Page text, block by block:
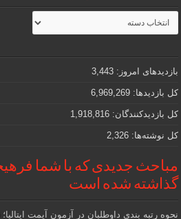
مطالب
جذاب
و
که
دنبالش
هستید
بازدیدهای امروز: 3,443
کل بازدیدها: 6,969,269
کل بازدیدکنند‌گان: 1,918,816
کل نوشته‌ها: 2,326
مباحث جدیدی که با شما
گذاشته شده است